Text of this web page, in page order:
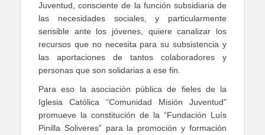
Juventud, consciente de la función subsidiaria de
las necesidades sociales, y particularmente
sensible ante los jóvenes, quiere canalizar los
recursos que no necesita para su subsistencia y
las aportaciones de tantos colaboradores y
personas que son solidarias a ese fin.
Para eso la asociación pública de fieles de la
Iglesia Católica “Comunidad Misión Juventud”
promueve la constitución de la “Fundación Luís
Pinilla Soliveres” para la promoción y formación